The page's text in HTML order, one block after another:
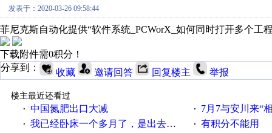
发表于：2020-03-26 09:58:44
菲尼克斯自动化提供“软件系统_PCWorX_如何同时打开多个工
下载附件需0积分！
分享到：
收藏 邀请回答 回复楼主 举报
楼主最近还看过
· 中国氮肥出口大减 · 7月7与安川来“
· 我已经卧床一个多月了，是出去安装机械手在高速遭遇车祸所致:大家工作都要特别注意啊 · 有积分不能用